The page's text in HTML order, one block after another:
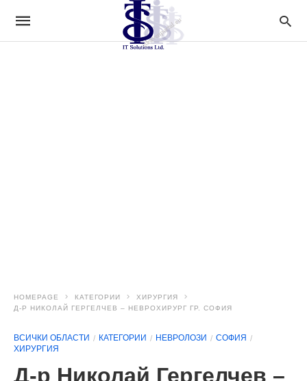
HOMEPAGE КАТЕГОРИИ
ХИРУРГИЯ
Д-Р НИКОЛАЙ ГЕРГЕЛЧЕВ – НЕВРОХИРУРГ ГР. СОФИЯ
ВСИЧКИ ОБЛАСТИ КАТЕГОРИИ НЕВРОЛОЗИ
СОФИЯ
ХИРУРГИЯ
Д-р Николай Гергелчев –